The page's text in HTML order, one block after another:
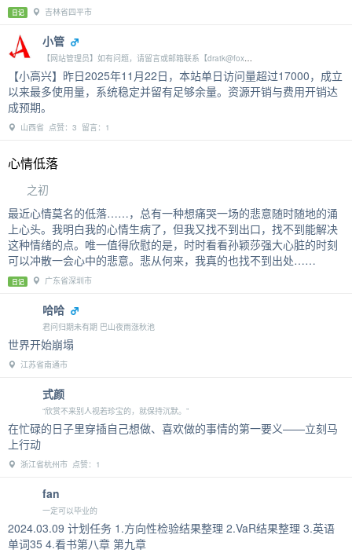
日记 吉林省四平市
小管
【网站管理员】如有问题，请留言或邮箱联系【dratk@foxmail.com】
【小高兴】昨日2025年11月22日，本站单日访问量超过17000，成立
以来最多使用量，系统稳定并留有足够余量。资源开销与费用开销达
成预期。
山西省 点赞：3 留言：1
心情低落
之初
最近心情莫名的低落……，总有一种想痛哭一场的悲意随时随地的涌
上心头。我明白我的心情生病了，但我又找不到出口，找不到能解决
这种情绪的点。唯一值得欣慰的是，时时看看孙颖莎强大心脏的时刻
可以冲散一会心中的悲意。悲从何来，我真的也找不到出处……
日记 广东省深圳市
哈哈
君问归期未有期 巴山夜雨涨秋池
世界开始崩塌
江苏省南通市
式颜
“欣赏不来别人视若珍宝的，就保持沉默。”
在忙碌的日子里穿插自己想做、喜欢做的事情的第一要义——立刻马
上行动
浙江省杭州市 点赞：1
fan
一定可以毕业的
2024.03.09 计划任务 1.方向性检验结果整理 2.VaR结果整理 3.英语
单词35 4.看书第八章 第九章